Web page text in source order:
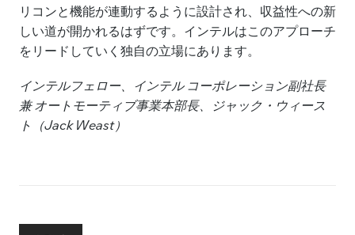
リコンと機能が連動するように設計され、収益性への新
しい道が開かれるはずです。インテルはこのアプローチ
をリードしていく独自の立場にあります。
インテルフェロー、インテル コーポレーション副社長
兼 オートモーティブ事業本部長、ジャック・ウィース
ト（Jack Weast）